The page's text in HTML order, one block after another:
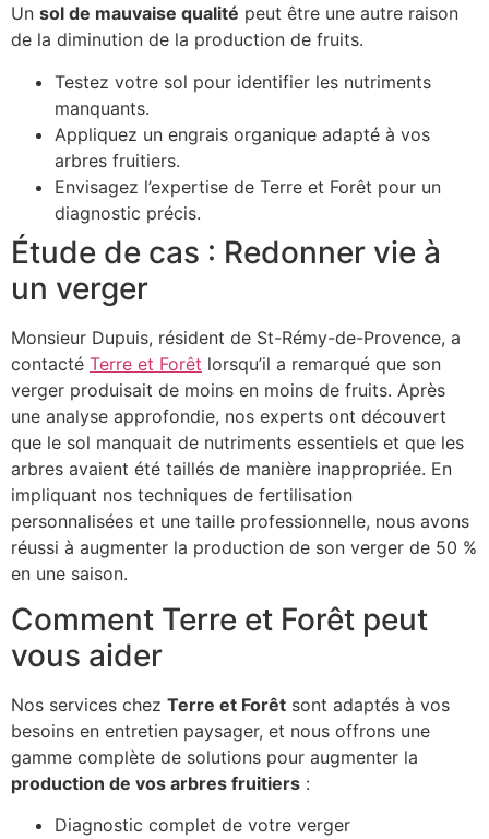
Un sol de mauvaise qualité peut être une autre raison
de la diminution de la production de fruits.
Testez votre sol pour identifier les nutriments
manquants.
Appliquez un engrais organique adapté à vos
arbres fruitiers.
Envisagez l’expertise de Terre et Forêt pour un
diagnostic précis.
Étude de cas : Redonner vie à
un verger
Monsieur Dupuis, résident de St-Rémy-de-Provence, a
contacté Terre et Forêt lorsqu’il a remarqué que son
verger produisait de moins en moins de fruits. Après
une analyse approfondie, nos experts ont découvert
que le sol manquait de nutriments essentiels et que les
arbres avaient été taillés de manière inappropriée. En
impliquant nos techniques de fertilisation
personnalisées et une taille professionnelle, nous avons
réussi à augmenter la production de son verger de 50 %
en une saison.
Comment Terre et Forêt peut
vous aider
Nos services chez Terre et Forêt sont adaptés à vos
besoins en entretien paysager, et nous offrons une
gamme complète de solutions pour augmenter la
production de vos arbres fruitiers :
Diagnostic complet de votre verger